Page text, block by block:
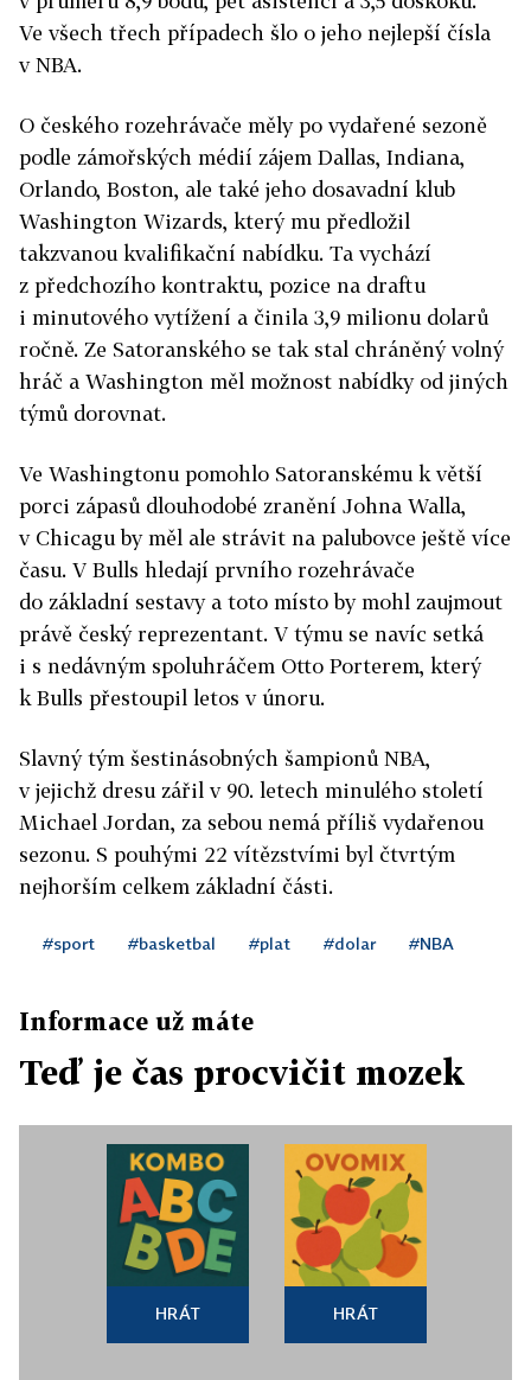
Ve všech třech případech šlo o jeho nejlepší čísla
v NBA.
O českého rozehrávače měly po vydařené sezoně
podle zámořských médií zájem Dallas, Indiana,
Orlando, Boston, ale také jeho dosavadní klub
Washington Wizards, který mu předložil
takzvanou kvalifikační nabídku. Ta vychází
z předchozího kontraktu, pozice na draftu
i minutového vytížení a činila 3,9 milionu dolarů
ročně. Ze Satoranského se tak stal chráněný volný
hráč a Washington měl možnost nabídky od jiných
týmů dorovnat.
Ve Washingtonu pomohlo Satoranskému k větší
porci zápasů dlouhodobé zranění Johna Walla,
v Chicagu by měl ale strávit na palubovce ještě více
času. V Bulls hledají prvního rozehrávače
do základní sestavy a toto místo by mohl zaujmout
právě český reprezentant. V týmu se navíc setká
i s nedávným spoluhráčem Otto Porterem, který
k Bulls přestoupil letos v únoru.
Slavný tým šestinásobných šampionů NBA,
v jejichž dresu zářil v 90. letech minulého století
Michael Jordan, za sebou nemá příliš vydařenou
sezonu. S pouhými 22 vítězstvími byl čtvrtým
nejhorším celkem základní části.
#sport #basketbal #plat #dolar #NBA
Informace už máte
Teď je čas procvičit mozek
HRÁT HRÁT